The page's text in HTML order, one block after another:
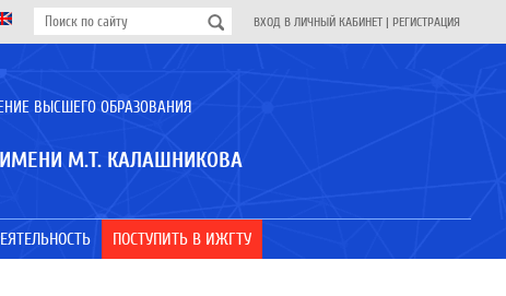
ВХОД В ЛИЧНЫЙ КАБИНЕТ | РЕГИСТРАЦИЯ
ВЫСШЕГО ОБРАЗОВАНИЯ
ИМЕНИ М.Т. КАЛАШНИКОВА
ПОСТУПИТЬ В ИЖГТУ